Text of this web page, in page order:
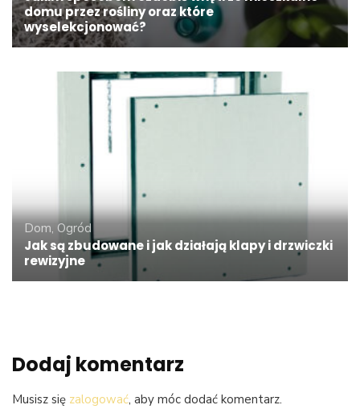
domu przez rośliny oraz które
wyselekcjonować?
Dom, Ogród
Jak są zbudowane i jak działają klapy i drzwiczki
rewizyjne
Dodaj komentarz
Musisz się zalogować, aby móc dodać komentarz.